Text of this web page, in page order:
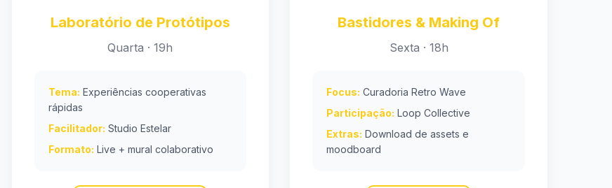
Laboratório de Protótipos
Quarta · 19h
Tema: Experiências cooperativas
rápidas
Facilitador: Studio Estelar
Formato: Live + mural colaborativo
Bastidores & Making Of
Sexta · 18h
Focus: Curadoria Retro Wave
Participação: Loop Collective
Extras: Download de assets e
moodboard